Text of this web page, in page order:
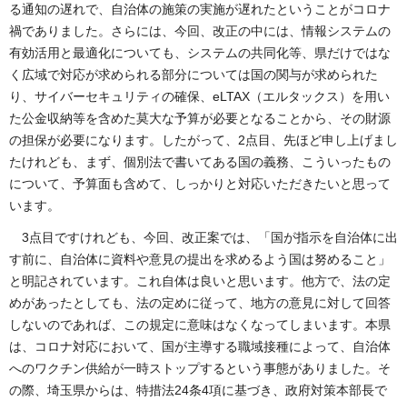
る通知の遅れで、自治体の施策の実施が遅れたということがコロナ
禍でありました。さらには、今回、改正の中には、情報システムの
有効活用と最適化についても、システムの共同化等、県だけではな
く広域で対応が求められる部分については国の関与が求められた
り、サイバーセキュリティの確保、eLTAX（エルタックス）を用い
た公金収納等を含めた莫大な予算が必要となることから、その財源
の担保が必要になります。したがって、2点目、先ほど申し上げまし
たけれども、まず、個別法で書いてある国の義務、こういったもの
について、予算面も含めて、しっかりと対応いただきたいと思って
います。
3点目ですけれども、今回、改正案では、「国が指示を自治体に出
す前に、自治体に資料や意見の提出を求めるよう国は努めること」
と明記されています。これ自体は良いと思います。他方で、法の定
めがあったとしても、法の定めに従って、地方の意見に対して回答
しないのであれば、この規定に意味はなくなってしまいます。本県
は、コロナ対応において、国が主導する職域接種によって、自治体
へのワクチン供給が一時ストップするという事態がありました。そ
の際、埼玉県からは、特措法24条4項に基づき、政府対策本部長で